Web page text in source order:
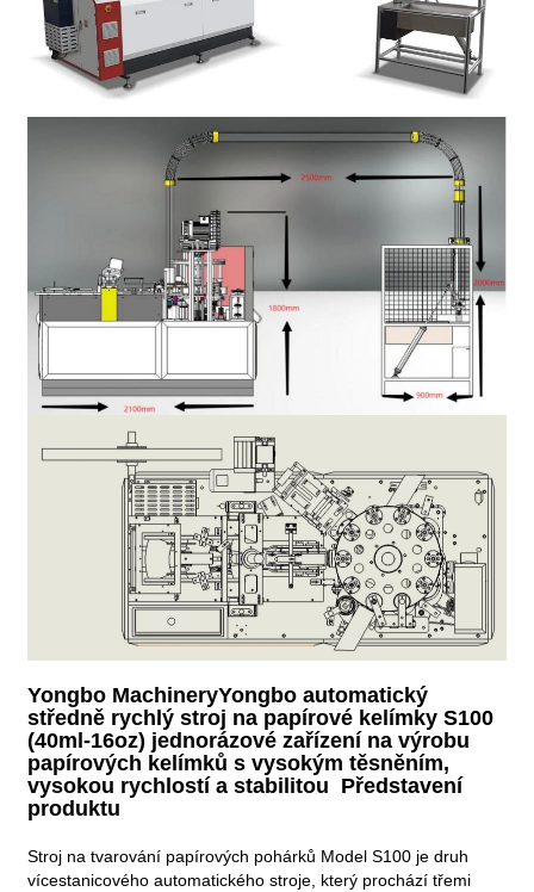
Yongbo MachineryYongbo automatický
středně rychlý stroj na papírové kelímky S100
(40ml-16oz) jednorázové zařízení na výrobu
papírových kelímků s vysokým těsněním,
vysokou rychlostí a stabilitou Představení
produktu
Stroj na tvarování papírových pohárků Model S100 je druh
vícestanicového automatického stroje, který prochází třemi